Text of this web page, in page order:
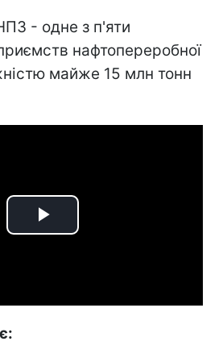
- одне з п'яти
нафтопереробної
майже 15 млн тонн
Play